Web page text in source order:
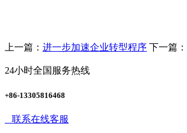
上一篇： 进一步加速企业转型程序 下一篇：
24小时全国服务热线
+86-13305816468
联系在线客服